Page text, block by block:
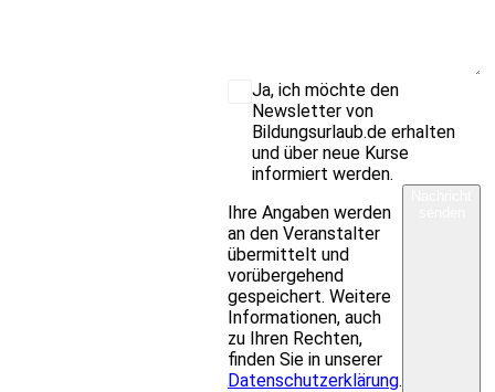
Ja, ich möchte den
Newsletter von
Bildungsurlaub.de erhalten
und über neue Kurse
informiert werden.
Ihre Angaben werden
an den Veranstalter
übermittelt und
vorübergehend
gespeichert. Weitere
Informationen, auch
zu Ihren Rechten,
finden Sie in unserer
Datenschutzerklärung.